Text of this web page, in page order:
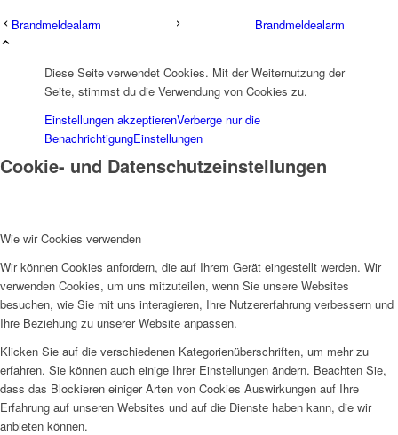
Brandmeldealarm Brandmeldealarm
Diese Seite verwendet Cookies. Mit der Weiternutzung der
Seite, stimmst du die Verwendung von Cookies zu.
Einstellungen akzeptierenVerberge nur die
BenachrichtigungEinstellungen
Cookie- und Datenschutzeinstellungen
Wie wir Cookies verwenden
Wir können Cookies anfordern, die auf Ihrem Gerät eingestellt werden. Wir
verwenden Cookies, um uns mitzuteilen, wenn Sie unsere Websites
besuchen, wie Sie mit uns interagieren, Ihre Nutzererfahrung verbessern und
Ihre Beziehung zu unserer Website anpassen.
Klicken Sie auf die verschiedenen Kategorienüberschriften, um mehr zu
erfahren. Sie können auch einige Ihrer Einstellungen ändern. Beachten Sie,
dass das Blockieren einiger Arten von Cookies Auswirkungen auf Ihre
Erfahrung auf unseren Websites und auf die Dienste haben kann, die wir
anbieten können.